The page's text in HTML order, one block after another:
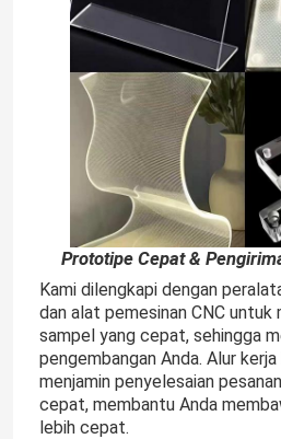
Rumah
Produk
Video
Prototipe Cepat &
Kami dilengkapi dengan
dan alat pemesinan CNC
sampel yang cepat, sehingga
pengembangan Anda. Alur
menjamin penyelesaian
cepat, membantu Anda
lebih cepat.